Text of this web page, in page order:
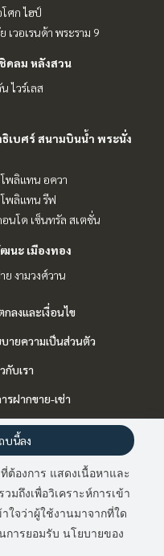
ระกาศนี้
ศก ไฮป์
เวอเรนด้า พระราม 9
ดลม หลังสวน
ไวร์เลส
เบศร์ สนามบินน้ำ พระนั่ง
พลิแทน อควา
โพลิแทน รีฟ
นโด เซ็นทรัล สเตชั่น
นะ เมืองทอง
ย งามวงศ์วาน
ลงและเงื่อนไข
ายความเป็นส่วนตัว
กับเรา
รฝากขาย-เช่า
อ
ต้องการ แสดงเนื้อหาและ
มถึงเพื่อวิเคราะห์การเข้า
ใจว่าผู้ใช้งานมาจากที่ใด
การยอมรับ นโยบายของ
บนี้ลง